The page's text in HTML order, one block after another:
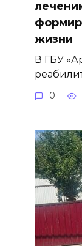
жизни
В ГБУ
0